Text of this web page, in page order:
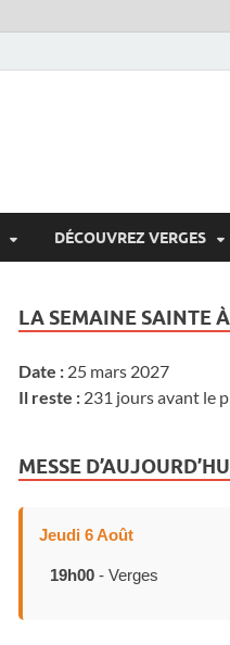
DÉCOUVREZ VERGES
LA SEMAINE SAINTE
Date : 25 mars 2027
Il reste : 231 jours avant le
MESSE
Jeudi 6 Août
19h00 - Verges